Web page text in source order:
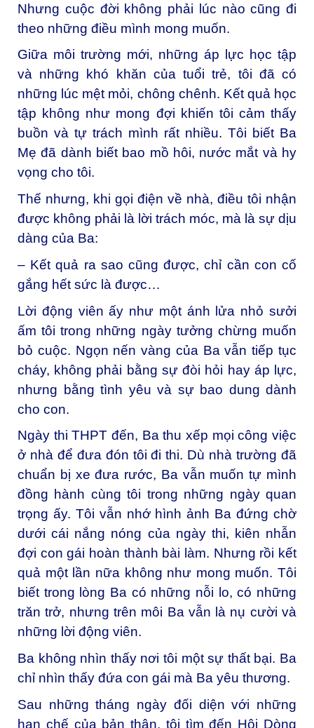
Nhưng cuộc đời không phải lúc nào cũng đi
theo những điều mình mong muốn.
Giữa môi trường mới, những áp lực học tập
và những khó khăn của tuổi trẻ, tôi đã có
những lúc mệt mỏi, chông chênh. Kết quả học
tập không như mong đợi khiến tôi cảm thấy
buồn và tự trách mình rất nhiều. Tôi biết Ba
Mẹ đã dành biết bao mồ hôi, nước mắt và hy
vọng cho tôi.
Thế nhưng, khi gọi điện về nhà, điều tôi nhận
được không phải là lời trách móc, mà là sự dịu
dàng của Ba:
– Kết quả ra sao cũng được, chỉ cần con cố
gắng hết sức là được…
Lời động viên ấy như một ánh lửa nhỏ sưởi
ấm tôi trong những ngày tưởng chừng muốn
bỏ cuộc. Ngọn nến vàng của Ba vẫn tiếp tục
cháy, không phải bằng sự đòi hỏi hay áp lực,
nhưng bằng tình yêu và sự bao dung dành
cho con.
Ngày thi THPT đến, Ba thu xếp mọi công việc
ở nhà để đưa đón tôi đi thi. Dù nhà trường đã
chuẩn bị xe đưa rước, Ba vẫn muốn tự mình
đồng hành cùng tôi trong những ngày quan
trọng ấy. Tôi vẫn nhớ hình ảnh Ba đứng chờ
dưới cái nắng nóng của ngày thi, kiên nhẫn
đợi con gái hoàn thành bài làm. Nhưng rồi kết
quả một lần nữa không như mong muốn. Tôi
biết trong lòng Ba có những nỗi lo, có những
trăn trở, nhưng trên môi Ba vẫn là nụ cười và
những lời động viên.
Ba không nhìn thấy nơi tôi một sự thất bại. Ba
chỉ nhìn thấy đứa con gái mà Ba yêu thương.
Sau những tháng ngày đối diện với những
hạn chế của bản thân, tôi tìm đến Hội Dòng